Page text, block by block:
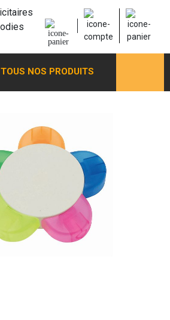
TOUS NOS PRODUITS